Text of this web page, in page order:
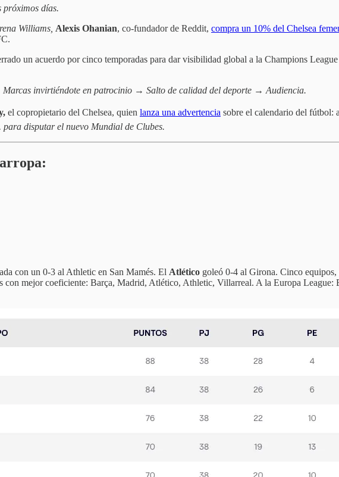
próximos días.
Williams, Alexis Ohanian, co-fundador de Reddit, compra un 10% del Chelsea
un acuerdo por cinco temporadas para dar visibilidad global a la Champions
invirtiéndote en patrocinio → Salto de calidad del deporte → Audiencia.
el copropietario del Chelsea, quien lanza una advertencia sobre el calendario del fútbol:
disputar el nuevo Mundial de Clubes.
con un 0-3 al Athletic en San Mamés. El Atlético goleó 0-4 al Girona. Cinco
con mejor coeficiente: Barça, Madrid, Atlético, Athletic, Villarreal. A la Europa League: